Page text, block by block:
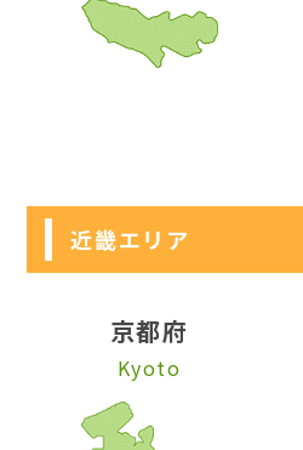
近畿エリア
京都府
Kyoto